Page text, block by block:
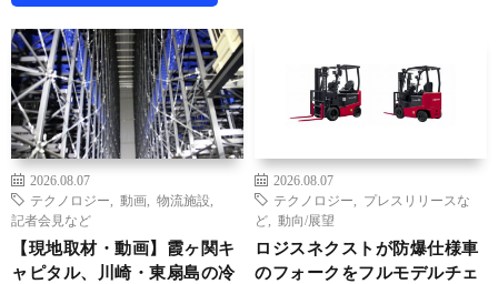
2026.08.07
テクノロジー
動画 物流施設
記者会見など
【現地取材・動画】霞ヶ関キ
ャピタル、川崎・東扇島の冷
2026.08.07
テクノロジー
プレスリリースな
ど
動向/展望
ロジスネクストが防爆仕様車
のフォークをフルモデルチェ